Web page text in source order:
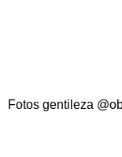
Fotos gentileza